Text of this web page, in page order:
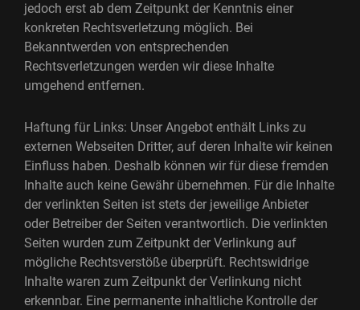
jedoch erst ab dem Zeitpunkt der Kenntnis einer
konkreten Rechtsverletzung möglich. Bei
Bekanntwerden von entsprechenden
Rechtsverletzungen werden wir diese Inhalte
umgehend entfernen.
Haftung für Links: Unser Angebot enthält Links zu
externen Webseiten Dritter, auf deren Inhalte wir keinen
Einfluss haben. Deshalb können wir für diese fremden
Inhalte auch keine Gewähr übernehmen. Für die Inhalte
der verlinkten Seiten ist stets der jeweilige Anbieter
oder Betreiber der Seiten verantwortlich. Die verlinkten
Seiten wurden zum Zeitpunkt der Verlinkung auf
mögliche Rechtsverstöße überprüft. Rechtswidrige
Inhalte waren zum Zeitpunkt der Verlinkung nicht
erkennbar. Eine permanente inhaltliche Kontrolle der